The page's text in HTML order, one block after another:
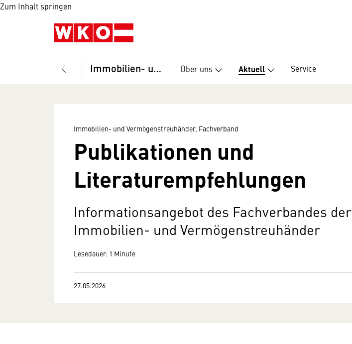
Zum Inhalt springen
Immobilien- und Vermögenstreuhänder, Fachverband Über uns Aktuell Service
Immobilien- und Vermögenstreuhänder, Fachverband
Publikationen und
Literaturempfehlungen
Informationsangebot des Fachverbandes der
Immobilien- und Vermögenstreuhänder
Lesedauer: 1 Minute
27.05.2026